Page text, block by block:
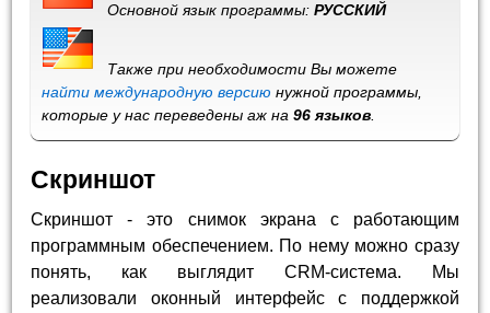
Основной язык программы:РУССКИЙ
Также при необходимости Вы можете
найти международную версию нужной программы,
которые у нас переведены аж на96 языков
Скриншот
Скриншот - это снимок экрана с работающим
программным обеспечением. По нему можно сразу
понять, как выглядит CRM-система. Мы
реализовали оконный интерфейс с поддержкой